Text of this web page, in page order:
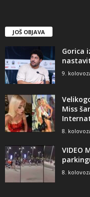
JOŠ OBJAVA
Gorica
9.
Miss
8.
VIDEO
8.